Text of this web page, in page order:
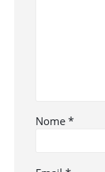
Nome *